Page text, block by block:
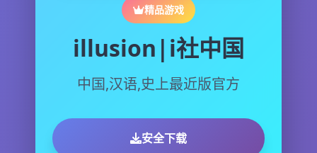
精品游戏
illusion|i社中国
中国,汉语,史上最近版官方
安全下载